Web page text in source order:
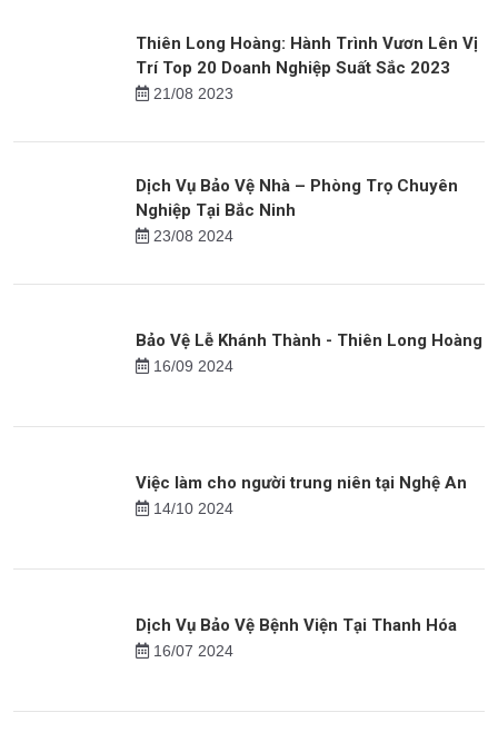
Dịch Vụ Bảo Vệ Mục Tiêu Di động Chuyên
nghiệp Của Thiên Long Hoàng
Thiên Long Hoàng: Hành Trình Vươn Lên Vị
Trí Top 20 Doanh Nghiệp Suất Sắc 2023
Dịch Vụ Bảo Vệ Nhà – Phòng Trọ Chuyên
Nghiệp Tại Bắc Ninh
Bảo Vệ Lễ Khánh Thành - Thiên Long Hoàng
Việc làm cho người trung niên tại Nghệ An